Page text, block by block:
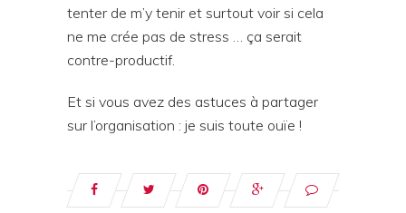
tenter de m’y tenir et surtout voir si cela
ne me crée pas de stress … ça serait
contre-productif.
Et si vous avez des astuces à partager
sur l’organisation : je suis toute ouïe !